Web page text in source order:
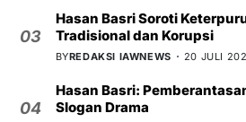
03
Hasan Basri Soroti
Tradisional dan Korupsi
BYREDAKSI IAWNEWS 20 JULI
04
Hasan Basri:
Slogan Drama